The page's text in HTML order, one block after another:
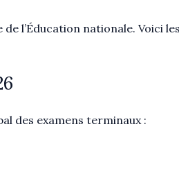
l’Éducation nationale. Voici
des examens terminaux :